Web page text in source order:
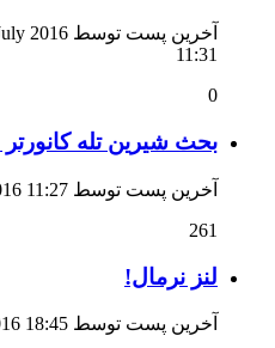
آخرین پست توسط 2016
11:31
0
بحث شیرین تله کانورتر
آخرین پست توسط 11:27
261
لنز نرمال!
آخرین پست توسط 18:45